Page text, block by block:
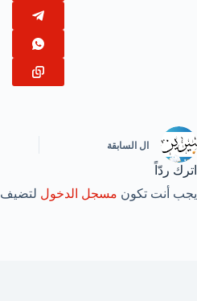
ال السابقة
اترك ردّاً
يجب أنت تكون مسجل الدخول لتضيف